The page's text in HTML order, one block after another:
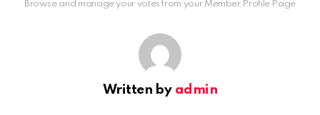
Browse and manage your votes from your Member Profile Page
Written by admin